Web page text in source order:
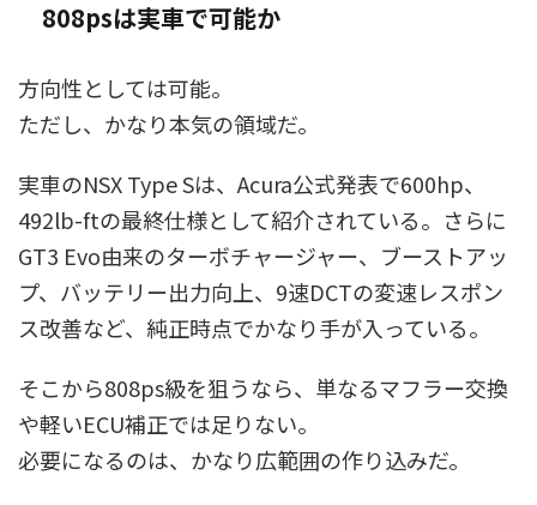
808psは実車で可能か
方向性としては可能。
ただし、かなり本気の領域だ。
実車のNSX Type Sは、Acura公式発表で600hp、
492lb-ftの最終仕様として紹介されている。さらに
GT3 Evo由来のターボチャージャー、ブーストアッ
プ、バッテリー出力向上、9速DCTの変速レスポン
ス改善など、純正時点でかなり手が入っている。
そこから808ps級を狙うなら、単なるマフラー交換
や軽いECU補正では足りない。
必要になるのは、かなり広範囲の作り込みだ。